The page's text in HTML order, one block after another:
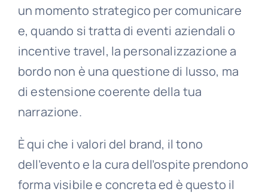
un momento strategico per comunicare
e, quando si tratta di eventi aziendali o
incentive travel, la personalizzazione a
bordo non è una questione di lusso, ma
di estensione coerente della tua
narrazione.
È qui che i valori del brand, il tono
dell’evento e la cura dell’ospite prendono
forma visibile e concreta ed è questo il